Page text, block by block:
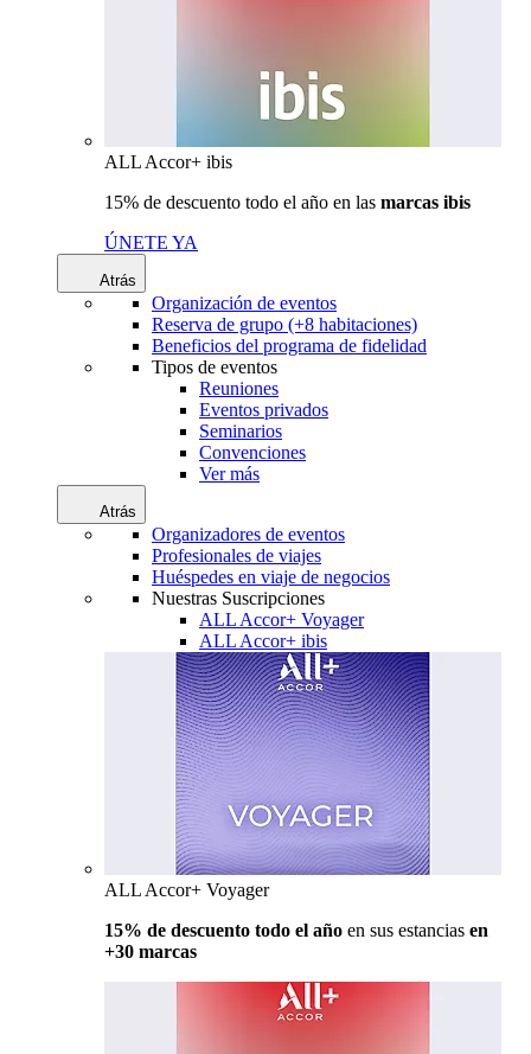
ALL Accor+ ibis
15% de descuento todo el año en las marcas ibis
ÚNETE YA
Atrás
Organización de eventos
Reserva de grupo (+8 habitaciones)
Beneficios del programa de fidelidad
Tipos de eventos
Reuniones
Eventos privados
Seminarios
Convenciones
Ver más
Atrás
Organizadores de eventos
Profesionales de viajes
Huéspedes en viaje de negocios
Nuestras Suscripciones
ALL Accor+ Voyager
ALL Accor+ ibis
ALL Accor+ Voyager
15% de descuento todo el año en sus estancias en
+30 marcas